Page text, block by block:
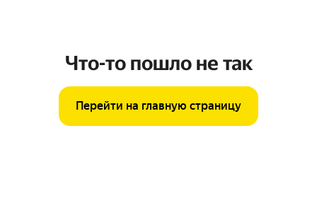
Что-то пошло не так
Перейти на главную страницу